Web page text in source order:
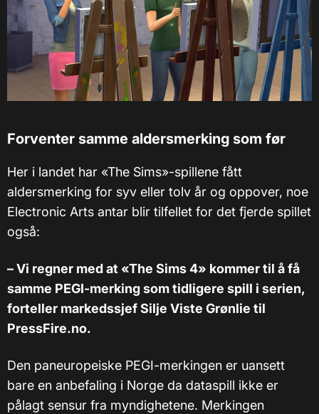
Forventer samme aldersmerking som før
Her i landet har «The Sims»-spillene fått
aldersmerking for syv eller tolv år og oppover, noe
Electronic Arts antar blir tilfellet for det fjerde spillet
også:
– Vi regner med at «The Sims 4» kommer til å få
samme PEGI-merking som tidligere spill i serien,
forteller markedssjef Silje Viste Grønlie til
PressFire.no.
Den paneuropeiske PEGI-merkingen er uansett
bare en anbefaling i Norge da dataspill ikke er
pålagt sensur fra myndighetene. Merkingen